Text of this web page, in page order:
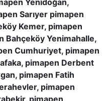
Sarıyer pimapen
Kemer, pimapen
Bahçeköy Yenimahalle,
Cumhuriyet, pimapen
pimapen Derbent
pimapen Fatih
pimapen
pimapen